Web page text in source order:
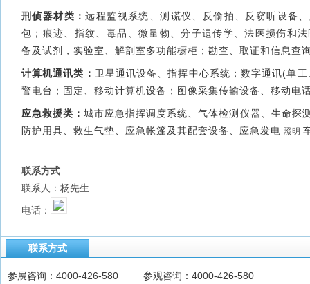
刑侦器材类：远程监视系统、测谎仪、反偷拍、反窃听设备
包；痕迹、指纹、毒品、微量物、分子遗传学、法医损伤和
备及试剂，实验室、解剖室多功能橱柜；勘查、取证和信息查
计算机通讯类： 卫星通讯设备、指挥中心系统；数字通讯(单
警电台；固定、移动计算机设备；图像采集传输设备、移动电
应急救援类：城市应急指挥调度系统、气体检测仪器、生命探
防护用具、救生气垫、应急帐篷及其配套设备、应急发电 照明
联系方式
联系人：杨先生
电话：
联系方式
参展咨询：4000-426-580 参观咨询：4000-426-580